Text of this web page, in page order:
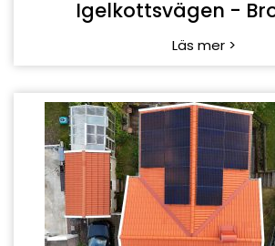
Olympiavägen -
Läs mer >